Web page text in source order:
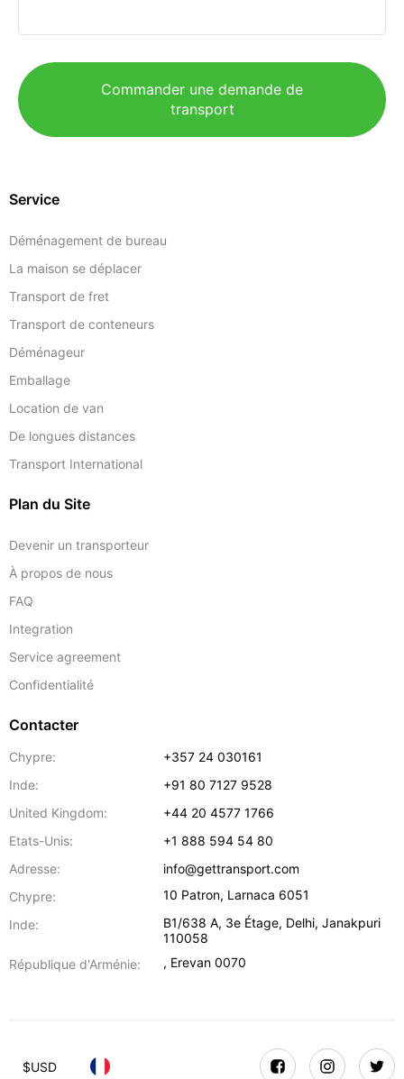
Commander une demande de
transport
Service
Déménagement de bureau
La maison se déplacer
Transport de fret
Transport de conteneurs
Déménageur
Emballage
Location de van
De longues distances
Transport International
Plan du Site
Devenir un transporteur
À propos de nous
FAQ
Integration
Service agreement
Confidentialité
Contacter
Chypre:
+357 24 030161
Inde:
+91 80 7127 9528
United Kingdom:
+44 20 4577 1766
Etats-Unis:
+1 888 594 54 80
Adresse:
info@gettransport.com
Chypre:
10 Patron, Larnaca 6051
Inde:
B1/638 A, 3e Étage, Delhi,Janakpuri
110058
République d'Arménie:
, Erevan 0070
$USD